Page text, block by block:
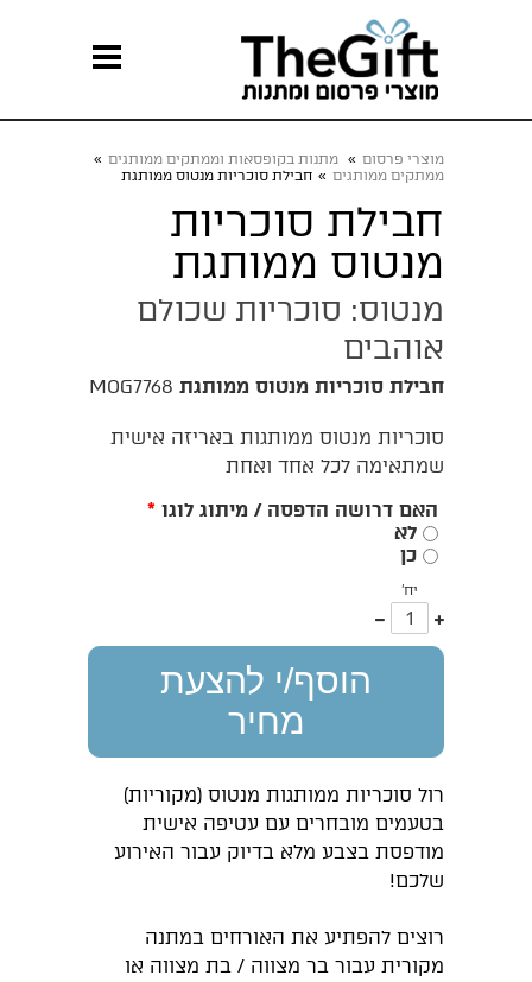
מוצרי פרסום » מתנות בקופסאות וממתקים ממותגים »
ממתקים ממותגים » חבילת סוכריות מנטוס ממותגת
חבילת סוכריות
מנטוס ממותגת
מנטוס: סוכריות שכולם
אוהבים
חבילת סוכריות מנטוס ממותגת MOG7768
סוכריות מנטוס ממותגות באריזה אישית
שמתאימה לכל אחד ואחת
האם דרושה הדפסה / מיתוג לוגו *
לא
כן
יח'
עוד
אחד
הוסף/י להצעת
מחיר
רול סוכריות ממותגות מנטוס (מקוריות)
בטעמים מובחרים עם עטיפה אישית
מודפסת בצבע מלא בדיוק עבור האירוע
שלכם!
רוצים להפתיע את האורחים במתנה
מקורית עבור בר מצווה / בת מצווה או